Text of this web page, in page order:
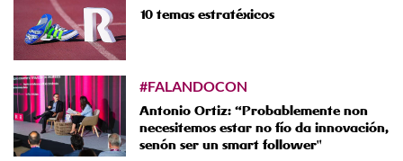
10 temas estratéxicos
#FALANDOCON
Antonio Ortiz: “Probablemente non
necesitemos estar no fío da innovación,
senón ser un smart follower"